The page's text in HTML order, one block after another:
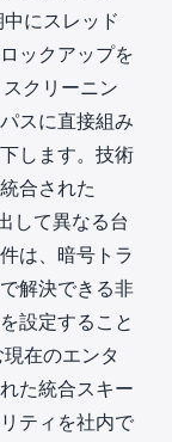
にスレッド
ックアップを
クリーニン
スに直接組み
します。技術
統合された
して異なる台
は、暗号トラ
解決できる非
設定すること
在のエンタ
た統合スキー
ティを社内で